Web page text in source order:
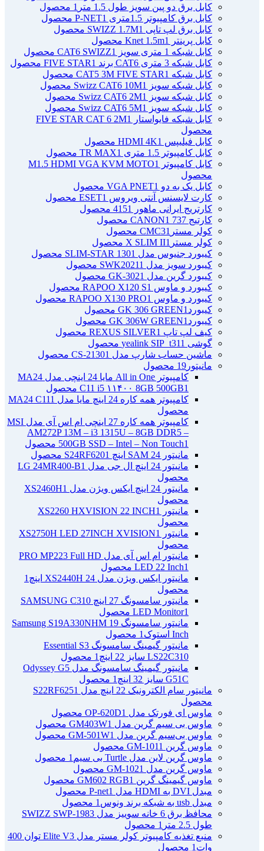
کابل برق دو پین سویز طول 1.5 متر
1 محصول
کابل برق کامپیوتر 1.5ﻣﺘﺮی P-NET
1 محصول
کابل برق لپ تاپی SWIZZ 1.7M 1 محصول
کابل پرینتر Knet 1.5m
1 محصول
کابل شبکه 1 متری سویز CAT6 SWIZZ
1 محصول
کابل شبکه 3 متری CAT6 برند FIVE STAR
1 محصول
کابل شبکه CAT5 3M FIVE STAR 1 محصول
کابل شبکه سویز Swizz CAT6 10M
1 محصول
کابل شبکه سویز Swizz CAT6 2M
1 محصول
کابل شبکه سویز Swizz CAT6 5M
1 محصول
کابل شبکه فایواستار FIVE STAR CAT 6 2M
1
محصول
کابل فیلیپس HDMI 4K 1 محصول
کابل کامپیوتر 1.5 متری TR MAX
1 محصول
کابل کامپیوتر M1.5 HDMI VGA KVM MOTO
1
محصول
کابل یک به دو VGA PNET 1 محصول
کارت لایسنس آنتی ویروس ESET 1 محصول
کارتریج ایرانی ماهور 415
1 محصول
کارتیج 737 CANON
1 محصول
کولر مسترCMC3 1 محصول
کولر مسترX SLIM II 1 محصول
کیبورد جنیوس مدل SLIM-STAR 130 1 محصول
کیبورد سویز مدل SWK2021 1 محصول
کیبورد گرین مدل GK-302 1 محصول
کیبورد و ماوس RAPOO X120 S 1 محصول
کیبورد و ماوس RAPOO X130 PRO 1 محصول
کیبوردGK 306 GREEN 1 محصول
کیبوردGK 306W GREEN 1 محصول
کیف لپ تاپ REXUS SILVER 1 محصول
گوشی yealink SIP_t31 1 محصول
ماشین حساب شارپ مدل CS-2130 1 محصول
مانیتور 19 محصول
کامپیوتر All in One مایا 24 اینچی مدل MA24
C11 i5 ۱۱۴۰۰ 8GB 500GB1 محصول
کامپیوتر همه کاره 24 اینچ مایا مدل MA24 C11
1
محصول
کامپیوتر همه کاره 27 اینچی ام اس آی مدل MSI
AM272P 13M – i3 1315U – 8GB DDR5 –
500GB SSD – Intel – Non Touch1 محصول
مانیتور 24 SAM اینچ S24RF620
1 محصول
مانیتور 24 اینچ ال جی مدل LG 24MR400-B
1
محصول
مانیتور 24 اینچ ایکس ویژن مدل XS2460H
1
محصول
مانیتور XS2260 HXVISION 22 INCH
1
محصول
مانیتور XS2750H LED 27INCH XVISION
1
محصول
مانیتور ام اس آی مدل PRO MP223 Full HD
LED 22 Inch1 محصول
مانیتور ایکس ویژن مدل XS2440H 24 اینچ
1
محصول
مانیتور سامسونگ 27 اینچ SAMSUNG C310
LED Monitor1 محصول
مانیتور سامسونگ Samsung S19A330NHM 19
Inch استوک
1 محصول
مانیتور گیمینگ سامسونگ Essential S3
LS22C310 سایز 22 اینچ
1 محصول
مانیتور گیمینگ سامسونگ مدل Odyssey G5
G51C سایز 32 اینچ
1 محصول
مانیتور سام الکترونیک 22 اینچ مدل S22RF625
1
محصول
ماوس ای فورتک مدل OP-620D 1 محصول
ماوس بی سیم گرین مدل GM403W 1 محصول
ماوس بی‌سیم گرین مدل GM-501W 1 محصول
ماوس گرین GM-101 1 محصول
ماوس گرین لاین مدل Turtle بی سیم
1 محصول
ماوس گرین مدل GM-102 1 محصول
ماوس گیمینگ گرین GM602 RGB 1 محصول
مبدل DVI به HDMI مدل P-net
1 محصول
مبدل usb به شبکه برند ونوس
1 محصول
محافظ برق 6 خانه سوییز مدل SWIZZ SWP-1983
طول 2.5 متر
1 محصول
منبع تغذیه کامپیوتر کولر مستر مدل Elite V3 توان 400
وات 1 محصول